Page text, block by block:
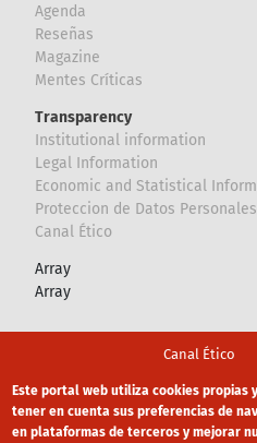
Agenda
Reseñas
Magazine
Mentes Críticas
Transparency
Institutional information
Legal Information
Economic and Statistical
Proteccion de Datos Personales
Canal Ético
Array
Array
Canal Ético
Política privacidad
Este portal web utiliza cookies propias
tener en cuenta sus preferencias de
en plataformas de terceros y mejorar